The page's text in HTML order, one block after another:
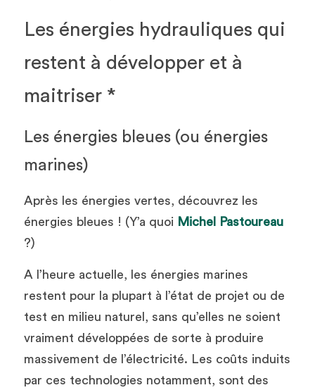
Les énergies hydrauliques qui
restent à développer et à
maitriser *
Les énergies bleues (ou énergies
marines)
Après les énergies vertes, découvrez les
énergies bleues ! (Y’a quoi Michel Pastoureau
?)
A l’heure actuelle, les énergies marines
restent pour la plupart à l’état de projet ou de
test en milieu naturel, sans qu’elles ne soient
vraiment développées de sorte à produire
massivement de l’électricité. Les coûts induits
par ces technologies notamment, sont des